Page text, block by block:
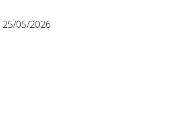
25/05/2026